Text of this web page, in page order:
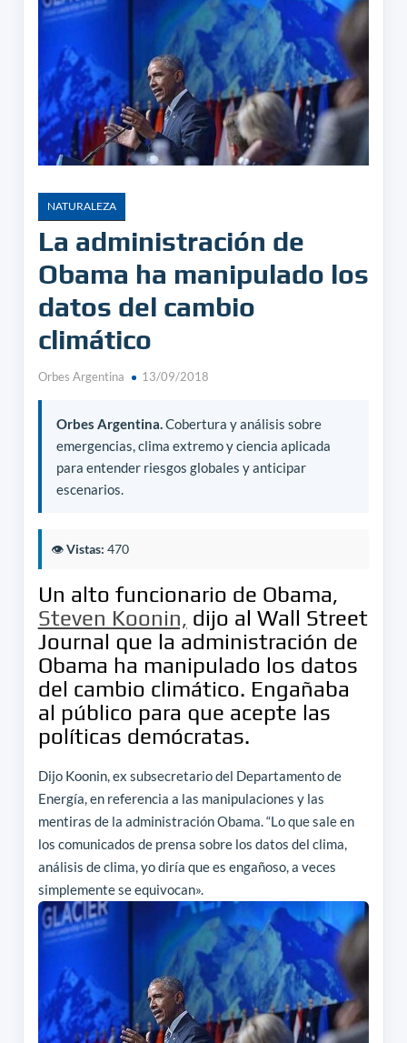
NATURALEZA
La administración de
Obama ha manipulado los
datos del cambio
climático
Orbes Argentina 13/09/2018
Orbes Argentina.Cobertura y análisis sobre
emergencias, clima extremo y ciencia aplicada
para entender riesgos globales y anticipar
escenarios.
👁️Vistas: 470
Un alto funcionario de Obama,
Steven Koonin, dijo al Wall Street
Journal que la administración de
Obama ha manipulado los datos
del cambio climático. Engañaba
al público para que acepte las
políticas demócratas.
Dijo Koonin, ex subsecretario del Departamento de
Energía, en referencia a las manipulaciones y las
mentiras de la administración Obama.“Lo que sale en
los comunicados de prensa sobre los datos del clima,
análisis de clima, yo diría que es engañoso, a veces
simplemente se equivocan».